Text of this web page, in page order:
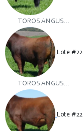
TOROS ANGUS...
Lote #22
TOROS ANGUS...
Lote #22